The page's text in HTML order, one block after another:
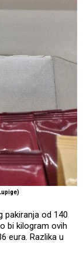
pakiranja od 140
bi kilogram ovih
eura. Razlika u